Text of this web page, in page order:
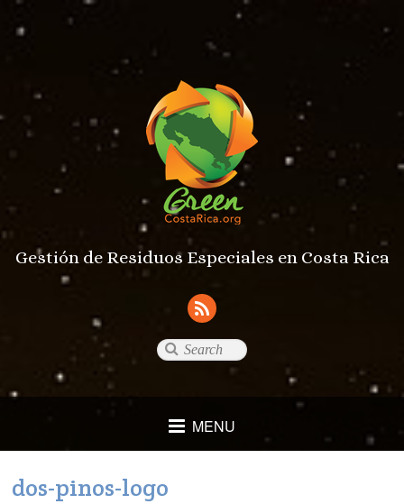
Gestión de Residuos Especiales en Costa Rica
MENU
dos-pinos-logo